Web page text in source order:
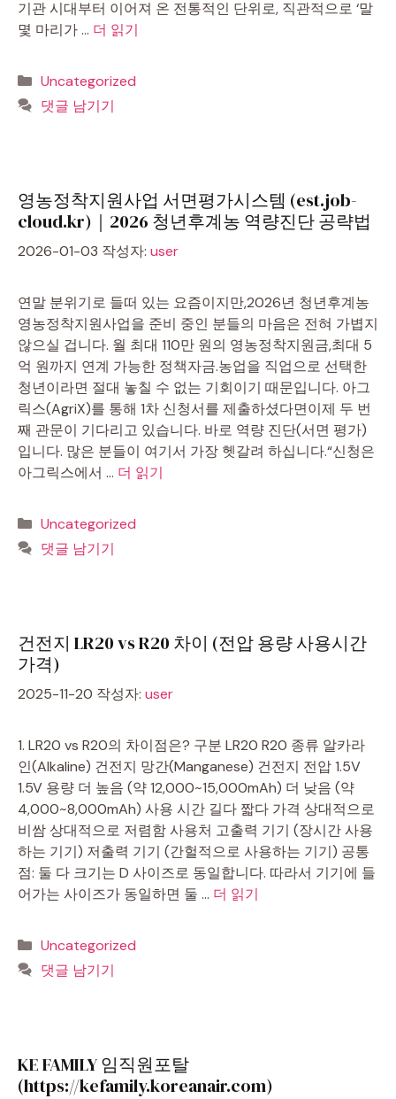
기관 시대부터 이어져 온 전통적인 단위로, 직관적으로 ‘말
몇 마리가 … 더 읽기
카
테
Uncategorized
댓글 남기기
영농정착지원사업 서면평가시스템 (est.job-
cloud.kr)｜2026 청년후계농 역량진단 공략법
2026-01-03 작성자: user
연말 분위기로 들떠 있는 요즘이지만,2026년 청년후계농
영농정착지원사업을 준비 중인 분들의 마음은 전혀 가볍지
않으실 겁니다. 월 최대 110만 원의 영농정착지원금,최대 5
억 원까지 연계 가능한 정책자금.농업을 직업으로 선택한
청년이라면 절대 놓칠 수 없는 기회이기 때문입니다. 아그
릭스(AgriX)를 통해 1차 신청서를 제출하셨다면이제 두 번
째 관문이 기다리고 있습니다. 바로 역량 진단(서면 평가)
입니다. 많은 분들이 여기서 가장 헷갈려 하십니다.“신청은
아그릭스에서 … 더 읽기
카
테
Uncategorized
댓글 남기기
건전지 LR20 vs R20 차이 (전압 용량 사용시간
가격)
2025-11-20 작성자: user
1. LR20 vs R20의 차이점은? 구분 LR20 R20 종류 알카라
인(Alkaline) 건전지 망간(Manganese) 건전지 전압 1.5V
1.5V 용량 더 높음 (약 12,000~15,000mAh) 더 낮음 (약
4,000~8,000mAh) 사용 시간 길다 짧다 가격 상대적으로
비쌈 상대적으로 저렴함 사용처 고출력 기기 (장시간 사용
하는 기기) 저출력 기기 (간헐적으로 사용하는 기기) 공통
점: 둘 다 크기는 D 사이즈로 동일합니다. 따라서 기기에 들
어가는 사이즈가 동일하면 둘 … 더 읽기
카
테
Uncategorized
댓글 남기기
KE FAMILY 임직원포탈
(https://kefamily.koreanair.com)